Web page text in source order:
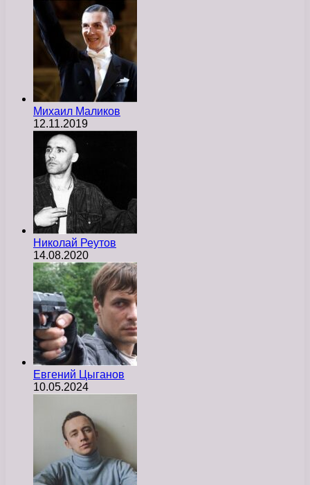
Михаил Маликов
12.11.2019
Николай Реутов
14.08.2020
Евгений Цыганов
10.05.2024